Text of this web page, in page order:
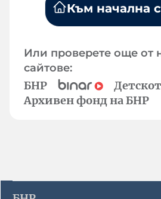
Към начална
Или проверете още от
сайтове:
БНР
Архивен фонд на БНР